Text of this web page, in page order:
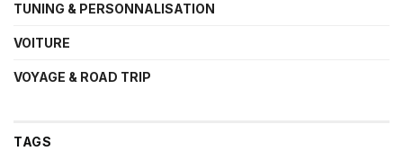
TUNING & PERSONNALISATION
VOITURE
VOYAGE & ROAD TRIP
TAGS